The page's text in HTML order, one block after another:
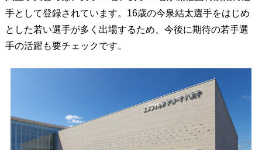
手として登録されています。16歳の今泉結太選手をはじめ
とした若い選手が多く出場するため、今後に期待の若手選
手の活躍も要チェックです。